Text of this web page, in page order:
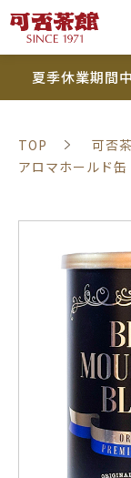
夏季休業期間
TOP 可否
アロマホールド